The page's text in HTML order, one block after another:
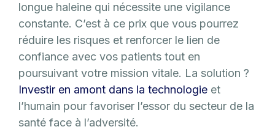
longue haleine qui nécessite une vigilance
constante. C’est à ce prix que vous pourrez
réduire les risques et renforcer le lien de
confiance avec vos patients tout en
poursuivant votre mission vitale. La solution ?
Investir en amont dans la technologie et
l’humain pour favoriser l’essor du secteur de la
santé face à l’adversité.